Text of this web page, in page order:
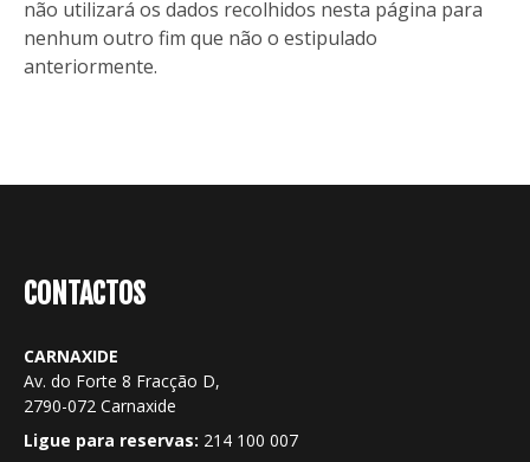
não utilizará os dados recolhidos nesta página para
nenhum outro fim que não o estipulado
anteriormente.
CONTACTOS
CARNAXIDE
Av. do Forte 8 Fracção D,
2790-072 Carnaxide
Ligue para reservas: 214 100 007